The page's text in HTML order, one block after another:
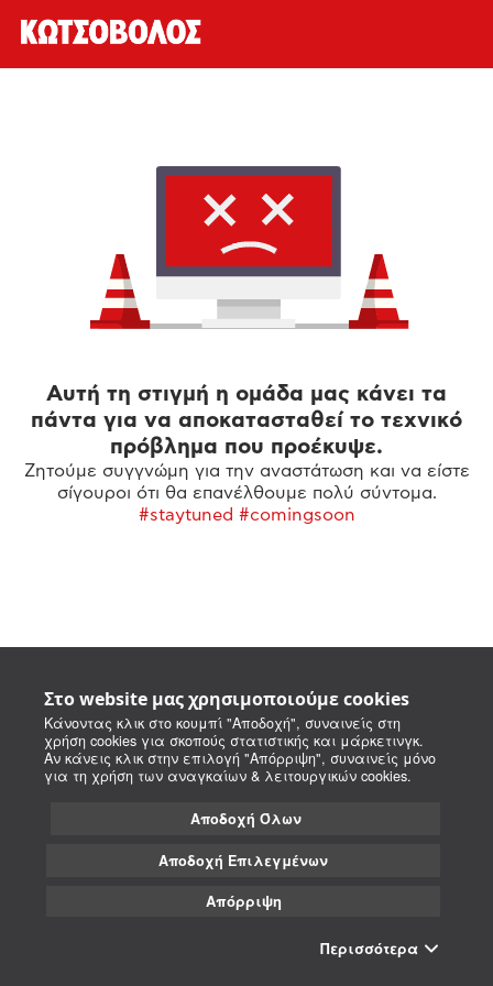
Στο website μας χρησιμοποιούμε cookies
Κάνοντας κλικ στο κουμπί "Αποδοχή", συναινείς στη
χρήση cookies για σκοπούς στατιστικής και μάρκετινγκ.
Αν κάνεις κλικ στην επιλογή "Απόρριψη", συναινείς μόνο
για τη χρήση των αναγκαίων & λειτουργικών cookies.
Αποδοχή Όλων
Αποδοχή Επιλεγμένων
Απόρριψη
Περισσότερα
Αυτή τη στιγμή η ομάδα μας κάνει τα
πάντα για να αποκατασταθεί το τεχνικό
πρόβλημα που προέκυψε.
Ζητούμε συγγνώμη για την αναστάτωση και να είστε
σίγουροι ότι θα επανέλθουμε πολύ σύντομα.
#staytuned #comingsoon